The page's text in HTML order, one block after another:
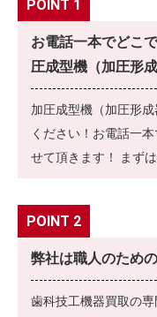
POINT 1
お電話一本でどこ
圧成型機（加圧形
加圧成型機（加圧形
ください！お電話一
せて頂きます！ まず
POINT 2
弊社は職人のため
歯科技工機器買取の